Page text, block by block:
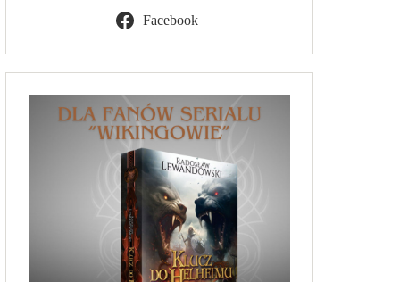
Facebook